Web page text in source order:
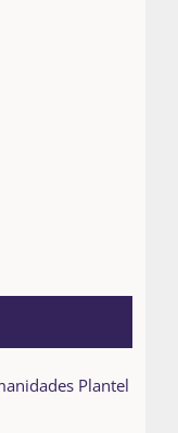
Plantel